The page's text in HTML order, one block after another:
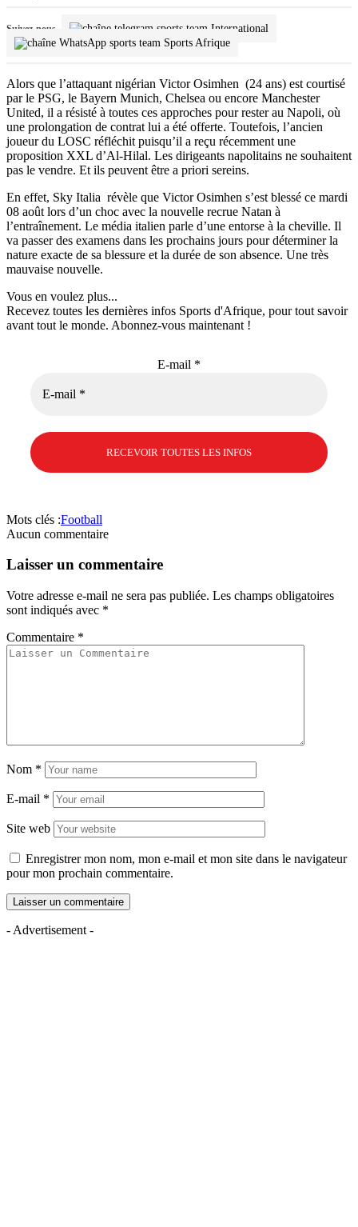
Suivez-nous
International
Sports Afrique
Alors que l’attaquant nigérian Victor Osimhen (24 ans) est courtisé
par le PSG, le Bayern Munich, Chelsea ou encore Manchester
United, il a résisté à toutes ces approches pour rester au Napoli, où
une prolongation de contrat lui a été offerte. Toutefois, l’ancien
joueur du LOSC réfléchit puisqu’il a reçu récemment une
proposition XXL d’Al-Hilal. Les dirigeants napolitains ne souhaitent
pas le vendre. Et ils peuvent être a priori sereins.
En effet, Sky Italia révèle que Victor Osimhen s’est blessé ce mardi
08 août lors d’un choc avec la nouvelle recrue Natan à
l’entraînement. Le média italien parle d’une entorse à la cheville. Il
va passer des examens dans les prochains jours pour déterminer la
nature exacte de sa blessure et la durée de son absence. Une très
mauvaise nouvelle.
Vous en voulez plus...
Recevez toutes les dernières infos Sports d'Afrique, pour tout savoir
avant tout le monde. Abonnez-vous maintenant !
E-mail *
Mots clés :Football
Aucun commentaire
Laisser un commentaire
Votre adresse e-mail ne sera pas publiée. Les champs obligatoires
sont indiqués avec *
Commentaire *
Nom *
E-mail *
Site web
Enregistrer mon nom, mon e-mail et mon site dans le navigateur
pour mon prochain commentaire.
- Advertisement -